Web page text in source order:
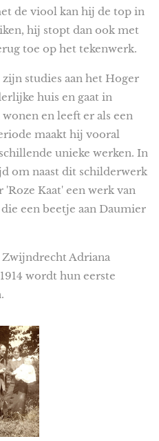
de viool kan hij de top in
hij stopt dan ook met
toe op het tekenwerk.
studies aan het Hoger
huis en gaat in
en leeft er als een
maakt hij vooral
unieke werken. In
om naast dit schilderwerk
'Roze Kaat' een werk van
een beetje aan Daumier
Zwijndrecht Adriana
wordt hun eerste